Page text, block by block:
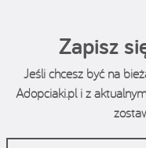
Zapisz
Jeśli chcesz być na
Adopciaki.pl i z